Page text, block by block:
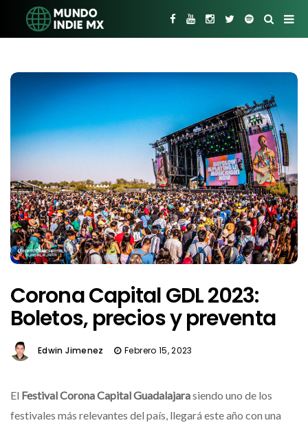
Corona Capital GDL 2023:
Boletos, precios y preventa
Edwin Jimenez Febrero 15, 2023
El Festival Corona Capital Guadalajarasiendo uno de los
festivales más relevantes del país, llegará este año con una